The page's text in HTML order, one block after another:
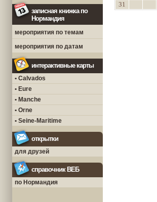
записная книжка по
Нормандия
мероприятия по темам
мероприятия по датам
интерактивные карты
• Calvados
• Eure
• Manche
• Orne
• Seine-Maritime
открытки
для друзей
справочник ВЕБ
по Нормандия
31